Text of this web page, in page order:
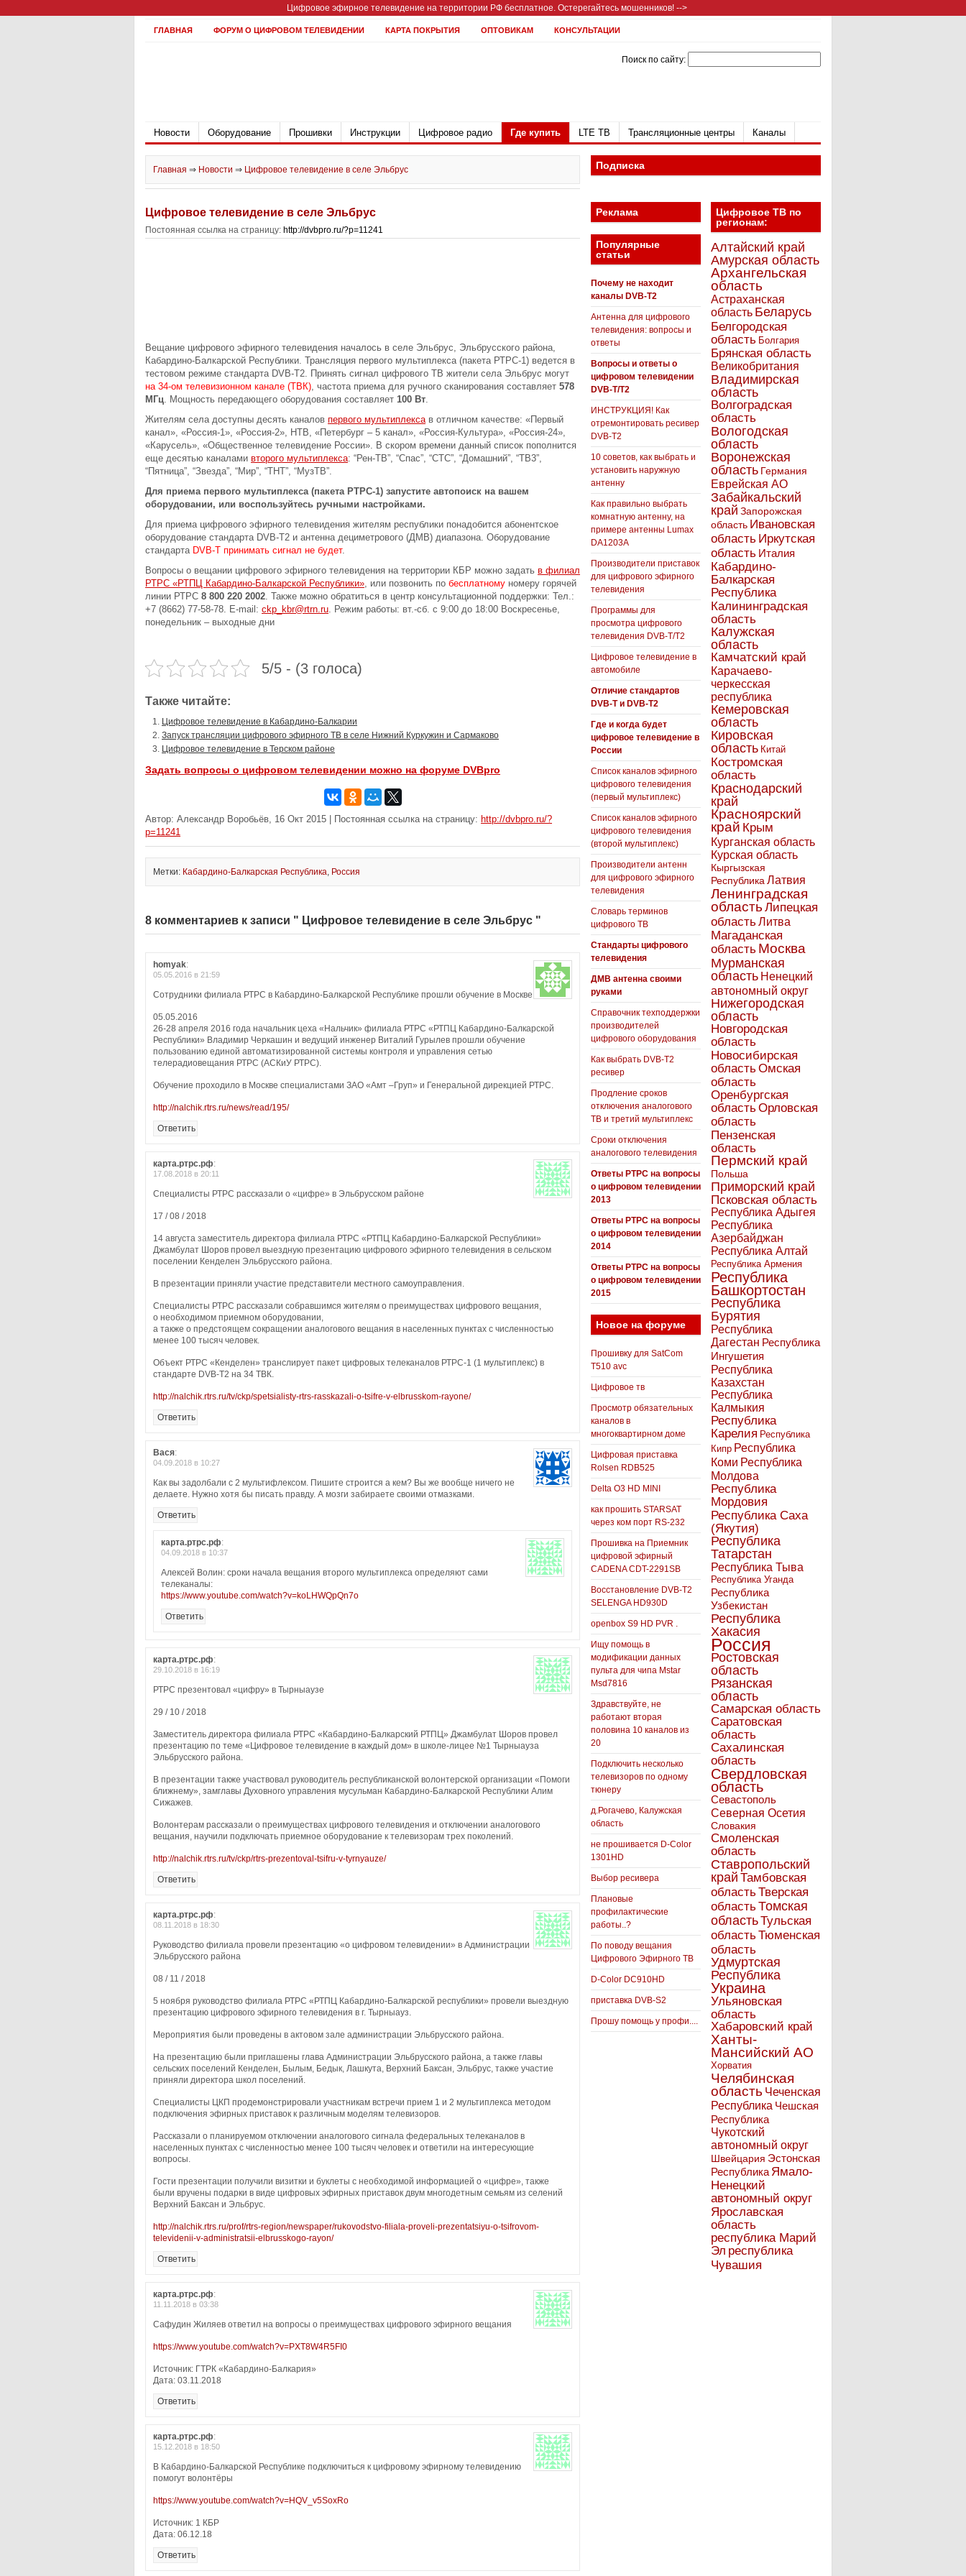
Цифровое эфирное телевидение на территории РФ бесплатное. Остерегайтесь мошенников! -->
ГЛАВНАЯ ФОРУМ О ЦИФРОВОМ ТЕЛЕВИДЕНИИ КАРТА ПОКРЫТИЯ ОПТОВИКАМ КОНСУЛЬТАЦИИ
Поиск по сайту:
Новости Оборудование Прошивки Инструкции Цифровое радио Где купить LTE ТВ Трансляционные центры Каналы
Главная ⇒ Новости ⇒ Цифровое телевидение в селе Эльбрус
Цифровое телевидение в селе Эльбрус
Постоянная ссылка на страницу: http://dvbpro.ru/?p=11241
Вещание цифрового эфирного телевидения началось в селе Эльбрус, Эльбрусского района,
Кабардино-Балкарской Республики. Трансляция первого мультиплекса (пакета РТРС-1) ведется в
тестовом режиме стандарта DVB-T2. Принять сигнал цифрового ТВ жители села Эльбрус могут
на 34-ом телевизионном канале (ТВК), частота приема для ручного сканирования составляет 578
МГц. Мощность передающего оборудования составляет 100 Вт.
Жителям села доступны десять каналов первого мультиплексав отличном качестве: «Первый
канал», «Россия-1», «Россия-2», НТВ, «Петербург – 5 канал», «Россия-Культура», «Россия-24»,
«Карусель», «Общественное телевидение России». В скором времени данный список пополнится
еще десятью каналами второго мультиплекса: “Рен-ТВ”, “Спас”, “СТС”, “Домашний”, “ТВ3”,
“Пятница”, “Звезда”, “Мир”, “ТНТ”, “МузТВ”.
Для приема первого мультиплекса (пакета РТРС-1) запустите автопоиск на вашем
оборудовании, или воспользуйтесь ручными настройками.
Для приема цифрового эфирного телевидения жителям республики понадобится абонентское
оборудование стандарта DVB-T2 и антенна дециметрового (ДМВ) диапазона. Оборудование
стандарта DVB-T принимать сигнал не будет.
Вопросы о вещании цифрового эфирного телевидения на территории КБР можно задать в филиал
РТРС «РТПЦ Кабардино-Балкарской Республики», или позвонить по бесплатному номеру горячей
линии РТРС 8 800 220 2002. Также можно обратиться в центр консультационной поддержки: Тел.:
+7 (8662) 77-58-78. E-mail: ckp_kbr@rtrn.ru. Режим работы: вт.-сб. с 9:00 до 18:00 Воскресенье,
понедельник – выходные дни
5/5 - (3 голоса)
Также читайте:
Цифровое телевидение в Кабардино-Балкарии
Запуск трансляции цифрового эфирного ТВ в селе Нижний Куркужин и Сармаково
Цифровое телевидение в Терском районе
Задать вопросы о цифровом телевидении можно на форуме DVBpro
Автор: Александр Воробьёв, 16 Окт 2015 | Постоянная ссылка на страницу: http://dvbpro.ru/?
p=11241
Метки: Кабардино-Балкарская Республика, Россия
8 комментариев к записи " Цифровое телевидение в селе Эльбрус "
homyak:
05.05.2016 в 21:59
Сотрудники филиала РТРС в Кабардино-Балкарской Республике прошли обучение в Москве
05.05.2016
26-28 апреля 2016 года начальник цеха «Нальчик» филиала РТРС «РТПЦ Кабардино-Балкарской
Республики» Владимир Черкашин и ведущий инженер Виталий Гурылев прошли обучение
пользованию единой автоматизированной системы контроля и управления сетью
телерадиовещания РТРС (АСКиУ РТРС).
Обучение проходило в Москве специалистами ЗАО «Амт –Груп» и Генеральной дирекцией РТРС.
http://nalchik.rtrs.ru/news/read/195/
Ответить
карта.ртрс.рф:
17.08.2018 в 20:11
Специалисты РТРС рассказали о «цифре» в Эльбрусском районе
17 / 08 / 2018
14 августа заместитель директора филиала РТРС «РТПЦ Кабардино-Балкарской Республики»
Джамбулат Шоров провел выездную презентацию цифрового эфирного телевидения в сельском
поселении Кенделен Эльбрусского района.
В презентации приняли участие представители местного самоуправления.
Специалисты РТРС рассказали собравшимся жителям о преимуществах цифрового вещания,
о необходимом приемном оборудовании,
а также о предстоящем сокращении аналогового вещания в населенных пунктах с численностью
менее 100 тысяч человек.
Объект РТРС «Кенделен» транслирует пакет цифровых телеканалов РТРС-1 (1 мультиплекс) в
стандарте DVB-T2 на 34 ТВК.
http://nalchik.rtrs.ru/tv/ckp/spetsialisty-rtrs-rasskazali-o-tsifre-v-elbrusskom-rayone/
Ответить
Вася:
04.09.2018 в 10:27
Как вы задолбали с 2 мультифлексом. Пишите строится а кем? Вы же вообще ничего не
делаете. Нужно хотя бы писать правду. А мозги забираете своими отмазками.
Ответить
карта.ртрс.рф:
04.09.2018 в 10:37
Алексей Волин: сроки начала вещания второго мультиплекса определяют сами
телеканалы:
https://www.youtube.com/watch?v=koLHWQpQn7o
Ответить
карта.ртрс.рф:
29.10.2018 в 16:19
РТРС презентовал «цифру» в Тырныаузе
29 / 10 / 2018
Заместитель директора филиала РТРС «Кабардино-Балкарский РТПЦ» Джамбулат Шоров провел
презентацию по теме «Цифровое телевидение в каждый дом» в школе-лицее №1 Тырныауза
Эльбрусского района.
В презентации также участвовал руководитель республиканской волонтерской организации «Помоги
ближнему», замглавы Духовного управления мусульман Кабардино-Балкарской Республики Алим
Сижажев.
Волонтерам рассказали о преимуществах цифрового телевидения и отключении аналогового
вещания, научили подключать приемное оборудование к телевизорам трех поколений.
http://nalchik.rtrs.ru/tv/ckp/rtrs-prezentoval-tsifru-v-tyrnyauze/
Ответить
карта.ртрс.рф:
08.11.2018 в 18:30
Руководство филиала провели презентацию «о цифровом телевидении» в Администрации
Эльбрусского района
08 / 11 / 2018
5 ноября руководство филиала РТРС «РТПЦ Кабардино-Балкарской республики» провели выездную
презентацию цифрового эфирного телевидения в г. Тырныауз.
Мероприятия были проведены в актовом зале администрации Эльбрусского района.
На презентацию были приглашены глава Администрации Эльбрусского района, а также главы
сельских поселений Кенделен, Былым, Бедык, Лашкута, Верхний Баксан, Эльбрус, также участие
приняли директора школ поселений.
Специалисты ЦКП продемонстрировали участникам встречи прием 1 и 2 мультиплекса методом
подключения эфирных приставок к различным моделям телевизоров.
Рассказали о планируемом отключении аналогового сигнала федеральных телеканалов в
населенных пунктах с численностью менее 100 тысяч человек и ответили на интересующие
вопросы.
Гости презентации получили визитки и буклеты с необходимой информацией о «цифре», также
были вручены подарки в виде цифровых эфирных приставок двум многодетным семьям из селений
Верхний Баксан и Эльбрус.
http://nalchik.rtrs.ru/prof/rtrs-region/newspaper/rukovodstvo-filiala-proveli-prezentatsiyu-o-tsifrovom-
televidenii-v-administratsii-elbrusskogo-rayon/
Ответить
карта.ртрс.рф:
11.11.2018 в 03:38
Сафудин Жиляев ответил на вопросы о преимуществах цифрового эфирного вещания
https://www.youtube.com/watch?v=PXT8W4R5FI0
Источник: ГТРК «Кабардино-Балкария»
Дата: 03.11.2018
Ответить
карта.ртрс.рф:
15.12.2018 в 18:50
В Кабардино-Балкарской Республике подключиться к цифровому эфирному телевидению
помогут волонтёры
https://www.youtube.com/watch?v=HQV_v5SoxRo
Источник: 1 КБР
Дата: 06.12.18
Ответить
Подписка
Реклама
Популярные
статьи
Почему не находит
каналы DVB-T2
Антенна для цифрового
телевидения: вопросы и
ответы
Вопросы и ответы о
цифровом телевидении
DVB-T/T2
ИНСТРУКЦИЯ! Как
отремонтировать ресивер
DVB-T2
10 советов, как выбрать и
установить наружную
антенну
Как правильно выбрать
комнатную антенну, на
примере антенны Lumax
DA1203А
Производители приставок
для цифрового эфирного
телевидения
Программы для
просмотра цифрового
телевидения DVB-T/T2
Цифровое телевидение в
автомобиле
Отличие стандартов
DVB-T и DVB-T2
Где и когда будет
цифровое телевидение в
России
Список каналов эфирного
цифрового телевидения
(первый мультиплекс)
Список каналов эфирного
цифрового телевидения
(второй мультиплекс)
Производители антенн
для цифрового эфирного
телевидения
Словарь терминов
цифрового ТВ
Стандарты цифрового
телевидения
ДМВ антенна своими
руками
Справочник техподдержки
производителей
цифрового оборудования
Как выбрать DVB-T2
ресивер
Продление сроков
отключения аналогового
ТВ и третий мультиплекс
Сроки отключения
аналогового телевидения
Ответы РТРС на вопросы
о цифровом телевидении
2013
Ответы РТРС на вопросы
о цифровом телевидении
2014
Ответы РТРС на вопросы
о цифровом телевидении
2015
Новое на форуме
Прошивку для SatCom
T510 avc
Цифровое тв
Просмотр обязательных
каналов в
многоквартирном доме
Цифровая приставка
Rolsen RDB525
Delta O3 HD MINI
как прошить STARSAT
через ком порт RS-232
Прошивка на Приемник
цифровой эфирный
CADENA CDT-2291SB
Восстановление DVB-T2
SELENGA HD930D
openbox S9 HD PVR .
Ищу помощь в
модификации данных
пульта для чипа Mstar
Msd7816
Здравствуйте, не
работают вторая
половина 10 каналов из
20
Подключить несколько
телевизоров по одному
тюнеру
д.Рогачево, Калужская
область
не прошивается D-Color
1301HD
Выбор ресивера
Плановые
профилактические
работы..?
По поводу вещания
Цифрового Эфирного ТВ
D-Color DC910HD
приставка DVB-S2
Прошу помощь у профи....
Цифровое ТВ по
регионам:
Алтайский край
Амурская область
Архангельская
область
Астраханская
область Беларусь
Белгородская
область Болгария
Брянская область
Великобритания
Владимирская
область
Волгоградская
область
Вологодская
область
Воронежская
область Германия
Еврейская АО
Забайкальский
край Запорожская
область Ивановская
область Иркутская
область Италия
Кабардино-
Балкарская
Республика
Калининградская
область
Калужская
область
Камчатский край
Карачаево-
черкесская
республика
Кемеровская
область
Кировская
область Китай
Костромская
область
Краснодарский
край
Красноярский
край Крым
Курганская область
Курская область
Кыргызская
Республика Латвия
Ленинградская
область Липецкая
областьЛитва
Магаданская
область Москва
Мурманская
область Ненецкий
автономный округ
Нижегородская
область
Новгородская
область
Новосибирская
областьОмская
область
Оренбургская
областьОрловская
область
Пензенская
область
Пермский край
Польша
Приморский край
Псковская область
Республика Адыгея
Республика
Азербайджан
Республика Алтай
Республика Армения
Республика
Башкортостан
Республика
Бурятия
Республика
Дагестан Республика
Ингушетия
Республика
Казахстан
Республика
Калмыкия
Республика
Карелия Республика
Кипр Республика
Коми Республика
Молдова
Республика
Мордовия
Республика Саха
(Якутия)
Республика
Татарстан
Республика Тыва
Республика Уганда
Республика
Узбекистан
Республика
Хакасия
Россия
Ростовская
область
Рязанская
область
Самарская область
Саратовская
область
Сахалинская
область
Свердловская
область
Севастополь
Северная Осетия
Словакия
Смоленская
область
Ставропольский
край Тамбовская
областьТверская
областьТомская
областьТульская
областьТюменская
область
Удмуртская
Республика
Украина
Ульяновская
область
Хабаровский край
Ханты-
Мансийский АО
Хорватия
Челябинская
область Чеченская
Республика Чешская
Республика
Чукотский
автономный округ
Швейцария Эстонская
Республика Ямало-
Ненецкий
автономный округ
Ярославская
область
республика Марий
Эл республика
Чувашия